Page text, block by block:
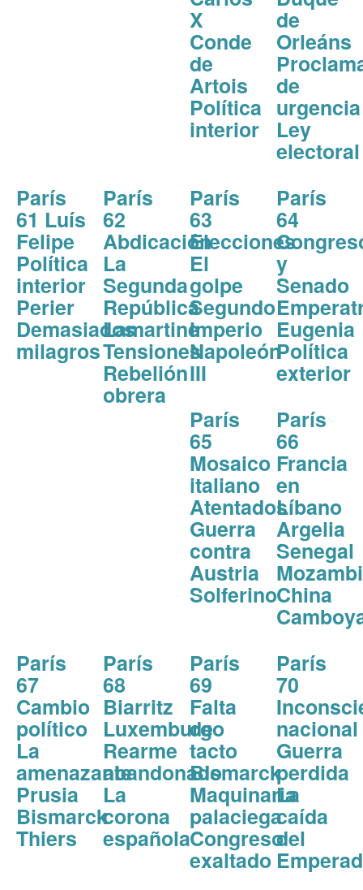
X
Conde
de
Artois
Política
interior
de
Orleáns
de
urgencia
Ley
electoral
París
61 Luís
Felipe
Política
interior
Perier
Demasiados
milagros
París
62
Abdicación
La
Segunda
República
Lamartine
Tensiones
Rebelión
obrera
París
63
Elecciones
El
golpe
Segundo
Imperio
Napoleón
III
París
64
y
Senado
Eugenia
Política
exterior
París
65
Mosaico
italiano
Atentados
Guerra
contra
Austria
Solferino
París
66
Francia
en
Líbano
Argelia
Senegal
China
París
67
Cambio
político
La
amenazante
Prusia
Bismarck
Thiers
París
68
Biarritz
Luxemburgo
Rearme
abandonado
La
corona
española
París
69
Falta
de
tacto
Bismarck
Maquinaria
palaciega
Congreso
exaltado
París
70
nacional
Guerra
perdida
La
caída
del